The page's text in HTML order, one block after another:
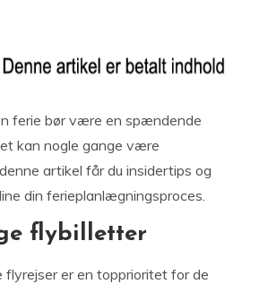
ferie bør være en spændende
kan nogle gange være
artikel får du insidertips og
din ferieplanlægningsproces.
flybilletter
flyrejser er en topprioritet for de